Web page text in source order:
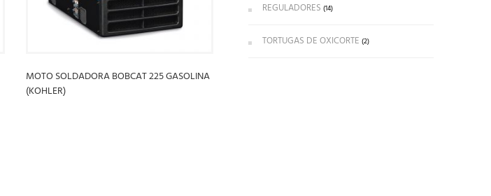
MOTO SOLDADORA BOBCAT 225 GASOLINA
(KOHLER)
REGULADORES (14)
TORTUGAS DE OXICORTE (2)